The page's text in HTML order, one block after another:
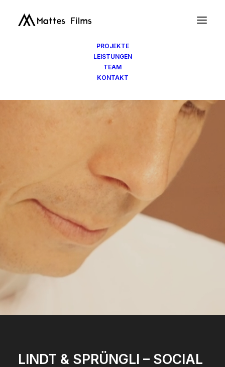
PROJEKTE
LEISTUNGEN
TEAM
KONTAKT
LINDT & SPRÜNGLI – SOCIAL